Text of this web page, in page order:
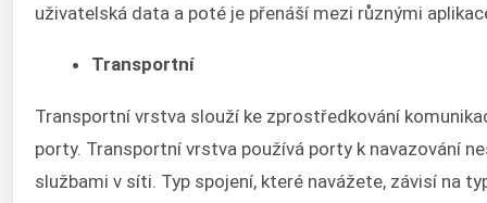
uživatelská data a poté je přenáší mezi různými
Transportní
Transportní vrstva slouží ke zprostředkování
porty. Transportní vrstva používá porty k navazování
službami v síti. Typ spojení, které navážete, závisí na